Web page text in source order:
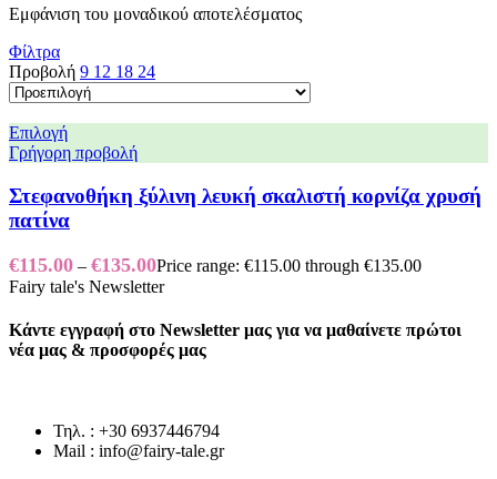
Εμφάνιση του μοναδικού αποτελέσματος
Φίλτρα
Προβολή 9 12 18 24
Επιλογή
Γρήγορη προβολή
Στεφανοθήκη ξύλινη λευκή σκαλιστή κορνίζα χρυσή
πατίνα
€115.00 – €135.00Price range: €115.00 through €135.00
Fairy tale's Newsletter
Κάντε εγγραφή στο Newsletter μας για να μαθαίνετε πρώτοι
νέα μας & προσφορές μας
Τηλ. : +30 6937446794
Mail : info@fairy-tale.gr